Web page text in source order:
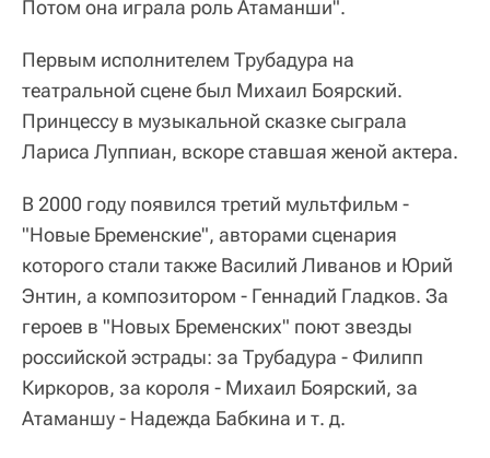
Потом она играла роль Атаманши".
Первым исполнителем Трубадура на
театральной сцене был Михаил Боярский.
Принцессу в музыкальной сказке сыграла
Лариса Луппиан, вскоре ставшая женой актера.
В 2000 году появился третий мультфильм -
"Новые Бременские", авторами сценария
которого стали также Василий Ливанов и Юрий
Энтин, а композитором - Геннадий Гладков. За
героев в "Новых Бременских" поют звезды
российской эстрады: за Трубадура - Филипп
Киркоров, за короля - Михаил Боярский, за
Атаманшу - Надежда Бабкина и т. д.